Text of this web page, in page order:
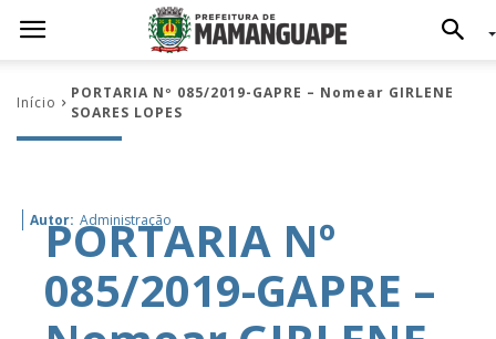
Início
PORTARIA Nº 085/2019-GAPRE – Nomear GIRLENE
SOARES LOPES
Autor: Administração
PORTARIA Nº
085/2019-GAPRE –